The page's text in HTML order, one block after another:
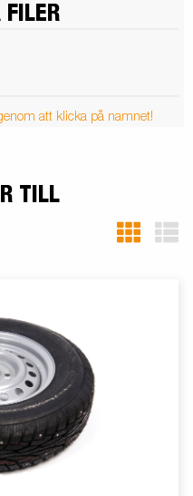
FILER
att klicka på namnet!
TILL